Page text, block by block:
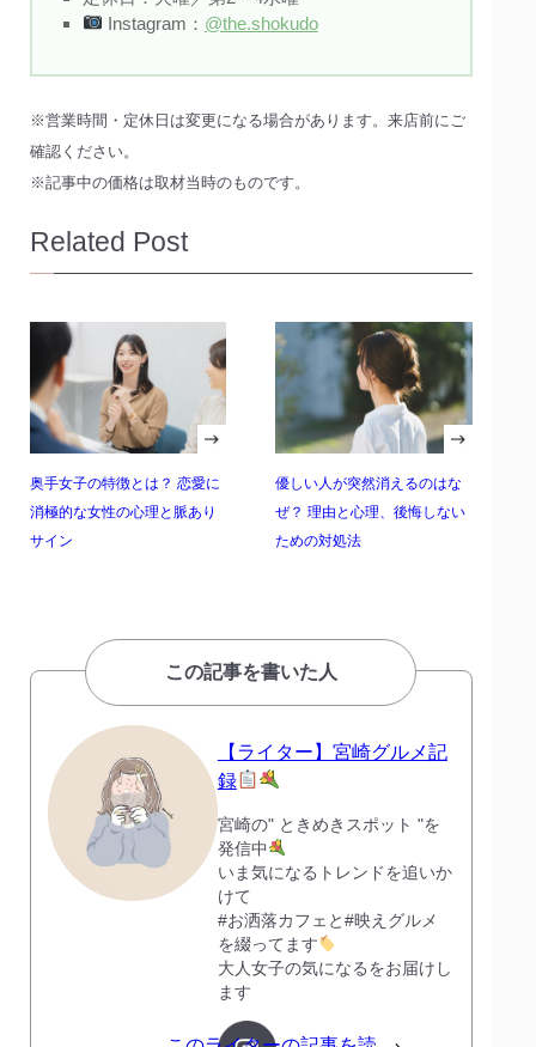
Instagram： @the.shokudo
※営業時間・定休日は変更になる場合があります。来店前にご
確認ください。
※記事中の価格は取材当時のものです。
Related Post
奥手女子の特徴とは？ 恋愛に
消極的な女性の心理と脈あり
サイン
優しい人が突然消えるのはな
ぜ？ 理由と心理、後悔しない
ための対処法
この記事を書いた人
【ライター】宮崎グルメ記
録
宮崎の" ときめきスポット "を
発信中
いま気になるトレンドを追いか
けて
#お洒落カフェと#映えグルメ
を綴ってます
大人女子の気になるをお届けし
ます